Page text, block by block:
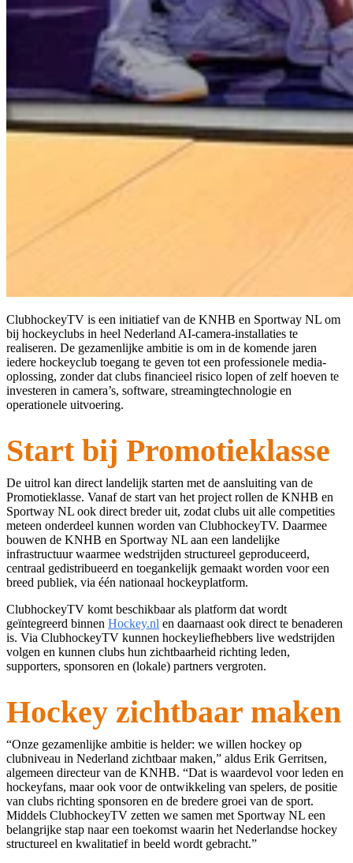
ClubhockeyTV is een initiatief van de KNHB en Sportway NL om
bij hockeyclubs in heel Nederland AI-camera-installaties te
realiseren. De gezamenlijke ambitie is om in de komende jaren
iedere hockeyclub toegang te geven tot een professionele media-
oplossing, zonder dat clubs financieel risico lopen of zelf hoeven te
investeren in camera’s, software, streamingtechnologie en
operationele uitvoering.
Start bij Promotieklasse
De uitrol kan direct landelijk starten met de aansluiting van de
Promotieklasse. Vanaf de start van het project rollen de KNHB en
Sportway NL ook direct breder uit, zodat clubs uit alle competities
meteen onderdeel kunnen worden van ClubhockeyTV. Daarmee
bouwen de KNHB en Sportway NL aan een landelijke
infrastructuur waarmee wedstrijden structureel geproduceerd,
centraal gedistribueerd en toegankelijk gemaakt worden voor een
breed publiek, via één nationaal hockeyplatform.
ClubhockeyTV komt beschikbaar als platform dat wordt
geïntegreerd binnen Hockey.nl en daarnaast ook direct te benaderen
is. Via ClubhockeyTV kunnen hockeyliefhebbers live wedstrijden
volgen en kunnen clubs hun zichtbaarheid richting leden,
supporters, sponsoren en (lokale) partners vergroten.
Hockey zichtbaar maken
“Onze gezamenlijke ambitie is helder: we willen hockey op
clubniveau in Nederland zichtbaar maken,” aldus Erik Gerritsen,
algemeen directeur van de KNHB. “Dat is waardevol voor leden en
hockeyfans, maar ook voor de ontwikkeling van spelers, de positie
van clubs richting sponsoren en de bredere groei van de sport.
Middels ClubhockeyTV zetten we samen met Sportway NL een
belangrijke stap naar een toekomst waarin het Nederlandse hockey
structureel en kwalitatief in beeld wordt gebracht.”